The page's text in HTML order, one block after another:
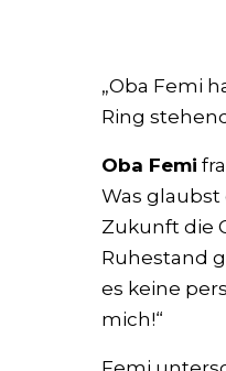
„Oba Femi
Ring
Oba Femi
Was glaubst
Zukunft die
Ruhestand
es keine
mich!“